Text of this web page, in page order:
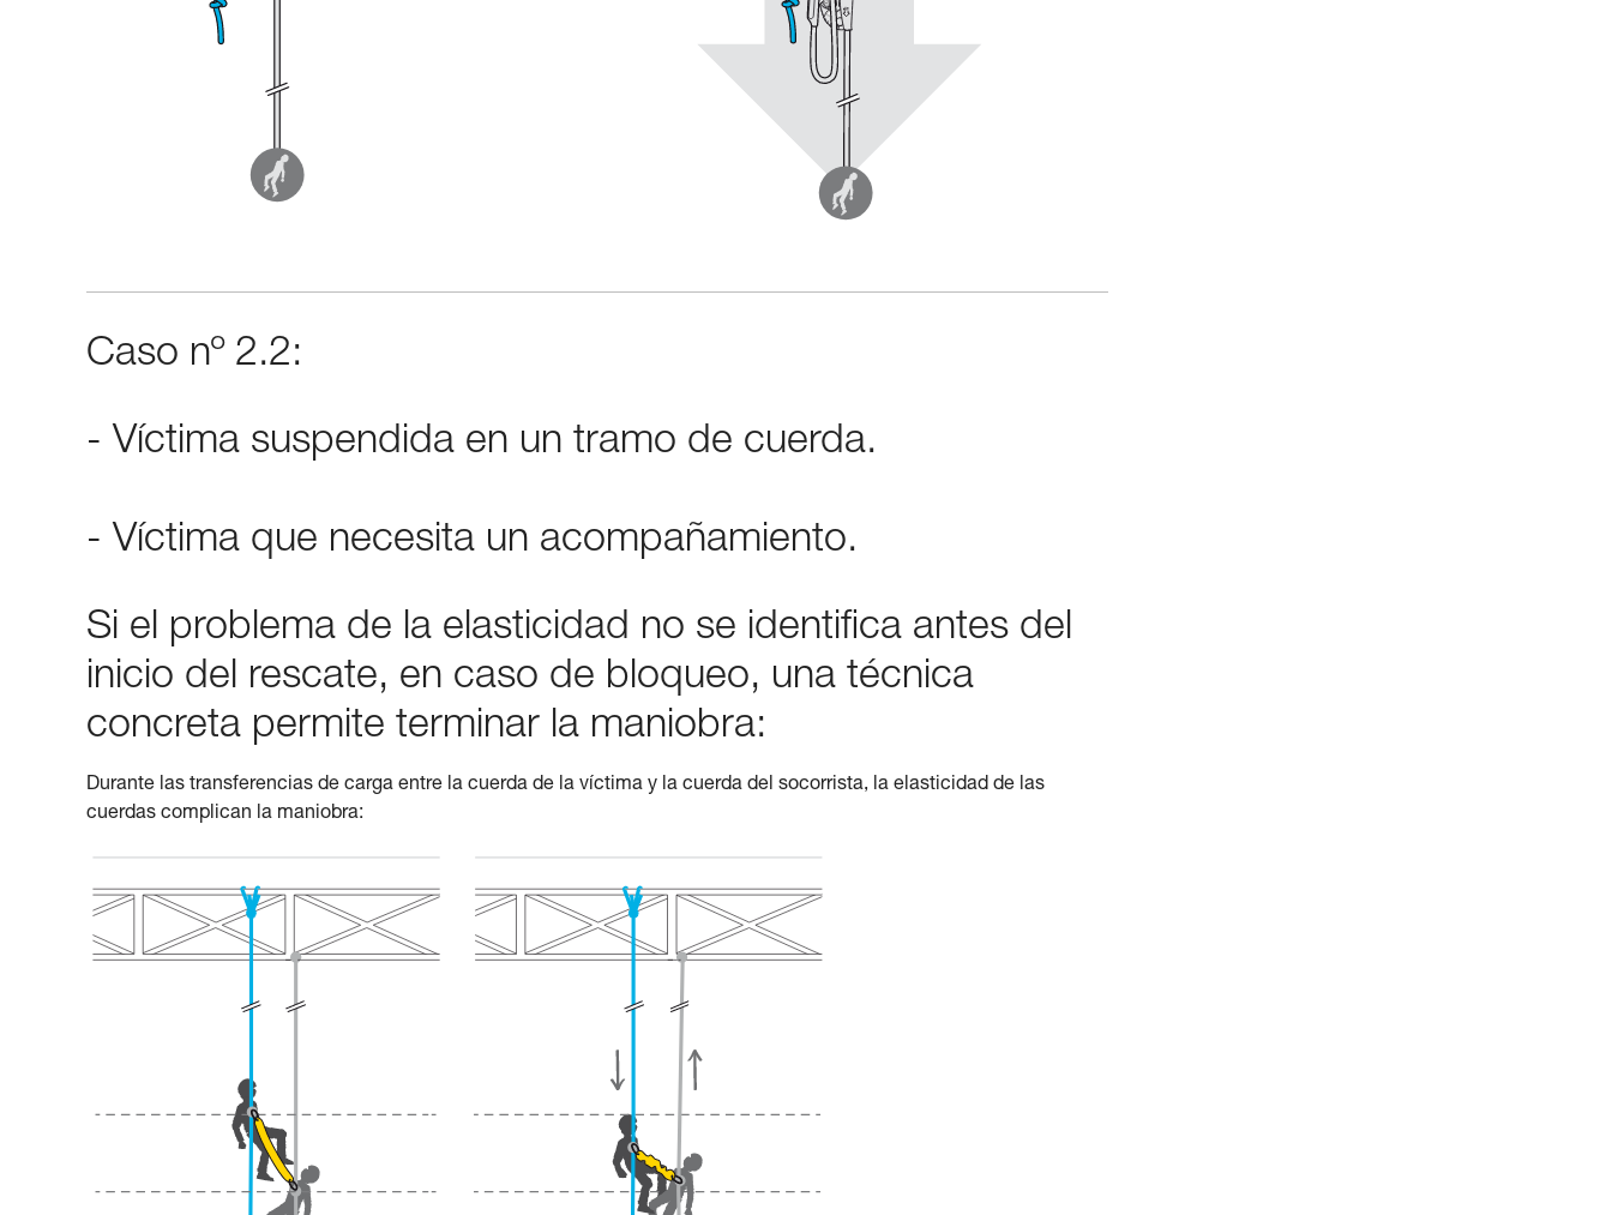
Caso nº 2.2:
- Víctima suspendida en un tramo de cuerda.
- Víctima que necesita un acompañamiento.
Si el problema de la elasticidad no se identifica antes del
inicio del rescate, en caso de bloqueo, una técnica
concreta permite terminar la maniobra:
Durante las transferencias de carga entre la cuerda de la víctima y la cuerda del socorrista, la elasticidad de las
cuerdas complican la maniobra: